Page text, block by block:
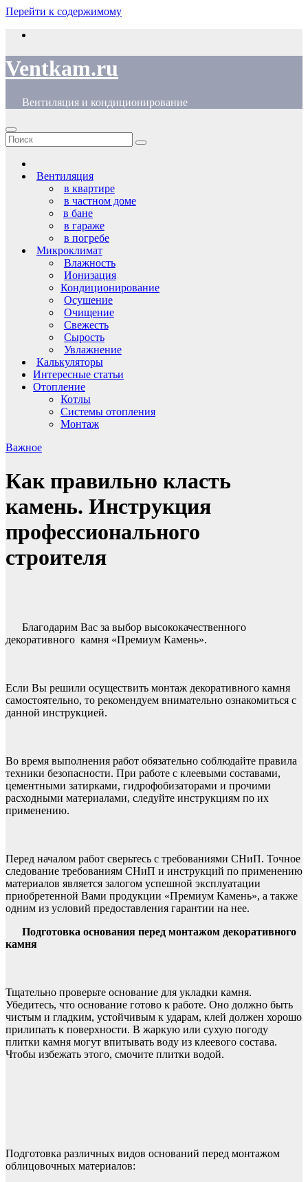
Перейти к содержимому
Ventkam.ru
Вентиляция и кондиционирование
Вентиляция
в квартире
в частном доме
в бане
в гараже
в погребе
Микроклимат
Влажность
Ионизация
Кондиционирование
Осушение
Очищение
Свежесть
Сырость
Увлажнение
Калькуляторы
Интересные статьи
Отопление
Котлы
Системы отопления
Монтаж
Важное
Как правильно класть
камень. Инструкция
профессионального
строителя
Благодарим Вас за выбор высококачественного
декоративного камня «Премиум Камень».
Если Вы решили осуществить монтаж декоративного камня
самостоятельно, то рекомендуем внимательно ознакомиться с
данной инструкцией.
Во время выполнения работ обязательно соблюдайте правила
техники безопасности. При работе с клеевыми составами,
цементными затирками, гидрофобизаторами и прочими
расходными материалами, следуйте инструкциям по их
применению.
Перед началом работ сверьтесь с требованиями СНиП. Точное
следование требованиям СНиП и инструкций по применению
материалов является залогом успешной эксплуатации
приобретенной Вами продукции «Премиум Камень», а также
одним из условий предоставления гарантии на нее.
Подготовка основания перед монтажом декоративного
камня
Тщательно проверьте основание для укладки камня.
Убедитесь, что основание готово к работе. Оно должно быть
чистым и гладким, устойчивым к ударам, клей должен хорошо
прилипать к поверхности. В жаркую или сухую погоду
плитки камня могут впитывать воду из клеевого состава.
Чтобы избежать этого, смочите плитки водой.
Подготовка различных видов оснований перед монтажом
облицовочных материалов: